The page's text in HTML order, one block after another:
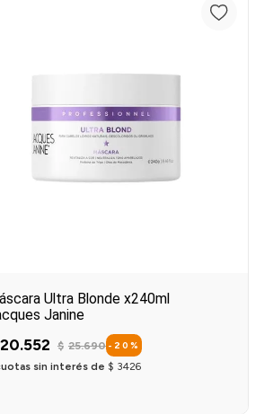
Ultra Blonde x240ml
Janine
20.552 $ 25.690 - 20 %
sin interés de $ 3426